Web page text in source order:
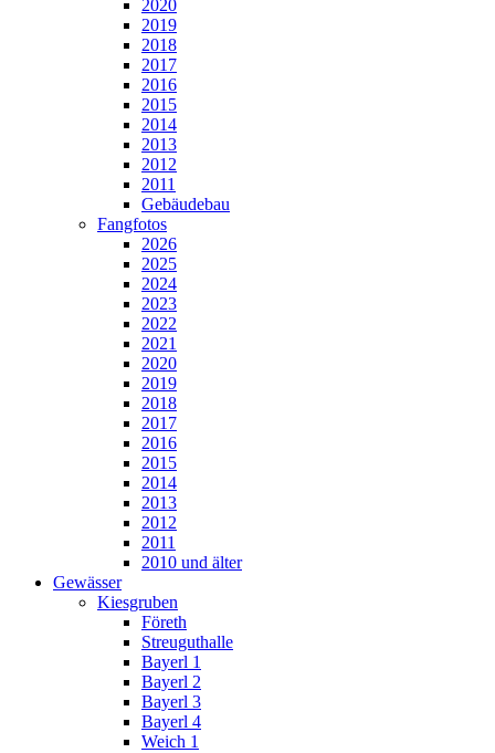
2020
2019
2018
2017
2016
2015
2014
2013
2012
2011
Gebäudebau
Fangfotos
2026
2025
2024
2023
2022
2021
2020
2019
2018
2017
2016
2015
2014
2013
2012
2011
2010 und älter
Gewässer
Kiesgruben
Företh
Streuguthalle
Bayerl 1
Bayerl 2
Bayerl 3
Bayerl 4
Weich 1